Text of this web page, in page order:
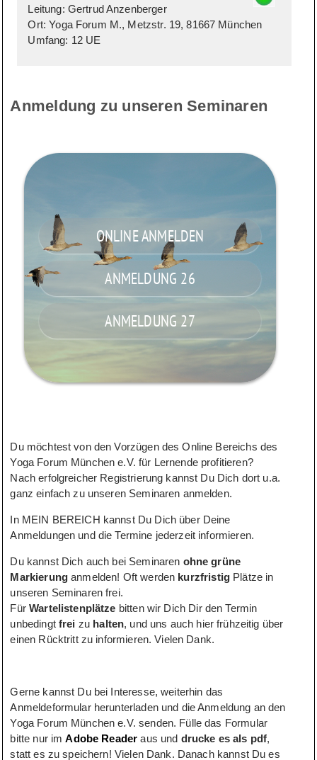
Leitung: Gertrud Anzenberger
Ort: Yoga Forum M., Metzstr. 19, 81667 München
Umfang: 12 UE
Anmeldung zu unseren Seminaren
ONLINE ANMELDEN
ANMELDUNG 26
ANMELDUNG 27
Du möchtest von den Vorzügen des Online Bereichs des
Yoga Forum München e.V. für Lernende profitieren?
Nach erfolgreicher Registrierung kannst Du Dich dort u.a.
ganz einfach zu unseren Seminaren anmelden.
In MEIN BEREICH kannst Du Dich über Deine
Anmeldungen und die Termine jederzeit informieren.
Du kannst Dich auch bei Seminaren ohne grüne
Markierung anmelden! Oft werden kurzfristigPlätze in
unseren Seminaren frei.
FürWartelistenplätze bitten wir Dich Dir den Termin
unbedingt frei zu halten, und uns auch hier frühzeitig über
einen Rücktritt zu informieren. Vielen Dank.
Gerne kannst Du bei Interesse, weiterhin das
Anmeldeformular herunterladen und die Anmeldung an den
Yoga Forum München e.V. senden. Fülle das Formular
bitte nur imAdobe Reader aus und drucke es als pdf,
statt es zu speichern! Vielen Dank. Danach kannst Du es